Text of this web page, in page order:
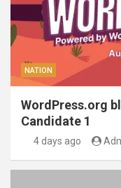
NATION
WordPress.org
Candidate 1
4 days ago